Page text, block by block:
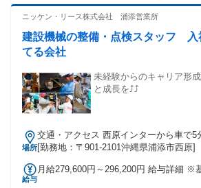
野湾市、南風原町、西原町、与那原町、
らの転職者の方も大歓迎＊＞ アパレル
キッチン、倉庫内作業、ホテル・フロン
種からの転職者が活躍できる職場です。 年齢の条件と理由：
あり（例外事由3号のイ・40歳未満（長
形成のため））
ニッケン・リース株式会社 浦添営業所
建設機械の整備・点検スタッフ 入
てる会社
未経験からのキャリア形
と成長を⤴️⤴️
場所
交通・アクセス 西原インターから車で5
[勤務地：〒901-2101沖縄県浦添市西原]
給与
月給279,600円～296,200円 給与詳細 ※